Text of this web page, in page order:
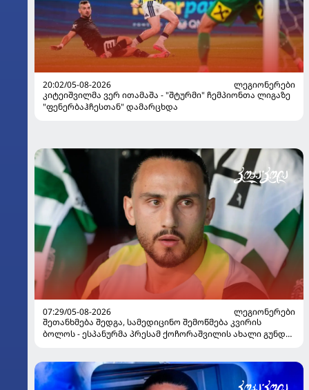
20:02/05-08-2026
ᲚᲔᲒᲘᲝᲜᲔᲠᲔᲑᲘ
კიტეიშვილმა ვერ ითამაშა - "შტურმი" ჩემპიონთა ლიგაზე
"ფენერბაჰჩესთან" დამარცხდა
07:29/05-08-2026
ᲚᲔᲒᲘᲝᲜᲔᲠᲔᲑᲘ
შეთანხმება შედგა, სამედიცინო შემოწმება კვირის
ბოლოს - ესპანურმა პრესამ ქოჩორაშვილის ახალი გუნდი